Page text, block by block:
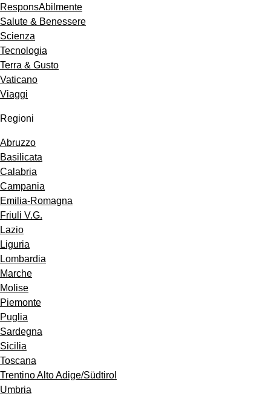
ResponsAbilmente
Salute & Benessere
Scienza
Tecnologia
Terra & Gusto
Vaticano
Viaggi
Regioni
Abruzzo
Basilicata
Calabria
Campania
Emilia-Romagna
Friuli V.G.
Lazio
Liguria
Lombardia
Marche
Molise
Piemonte
Puglia
Sardegna
Sicilia
Toscana
Trentino Alto Adige/Südtirol
Umbria